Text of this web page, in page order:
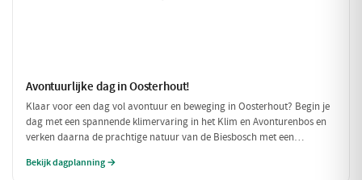
Avontuurlijke dag in Oosterhout!
Klaar voor een dag vol avontuur en beweging in Oosterhout? Begin je
dag met een spannende klimervaring in het Klim en Avonturenbos en
verken daarna de prachtige natuur van de Biesbosch met een
Natuurpoortcafé BOS & Co, waar je energie krijgt voor de volgende
Bekijk dagplanning →